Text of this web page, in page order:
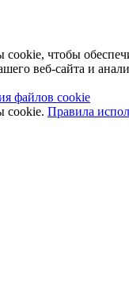
чтобы
веб-сайта и
файлов cookie
cookie. Правила